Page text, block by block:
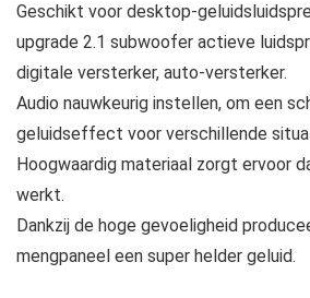
Geschikt voor desktop-
upgrade 2.1 subwoofer actieve
digitale versterker, auto-versterker.
Audio nauwkeurig instellen, om een
geluidseffect voor verschillende
Hoogwaardig materiaal zorgt ervoor
werkt.
Dankzij de hoge gevoeligheid
mengpaneel een super helder geluid.